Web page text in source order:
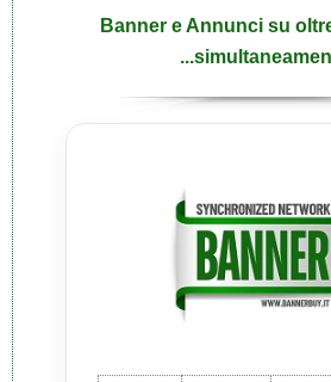
Banner e Annunci su